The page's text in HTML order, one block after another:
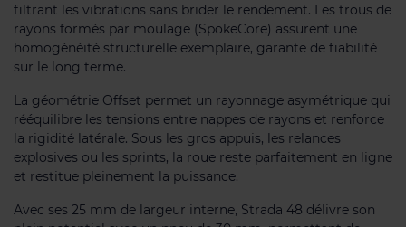
filtrant les vibrations sans brider le rendement. Les trous de
rayons formés par moulage (SpokeCore) assurent une
homogénéité structurelle exemplaire, garante de fiabilité
sur le long terme.
La géométrie Offset permet un rayonnage asymétrique qui
rééquilibre les tensions entre nappes de rayons et renforce
la rigidité latérale. Sous les gros appuis, les relances
explosives ou les sprints, la roue reste parfaitement en ligne
et restitue pleinement la puissance.
Avec ses 25 mm de largeur interne, Strada 48 délivre son